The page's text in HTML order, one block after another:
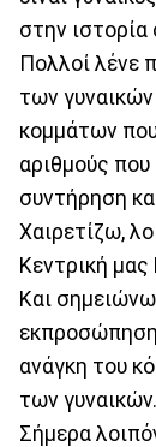
στην
Πολλοί λένε
των
κομμάτων
αριθμούς
συντήρηση
Χαιρετίζω,
Κεντρική μας
Και
εκπροσώπηση
ανάγκη του
των γυναικών.
Σήμερα